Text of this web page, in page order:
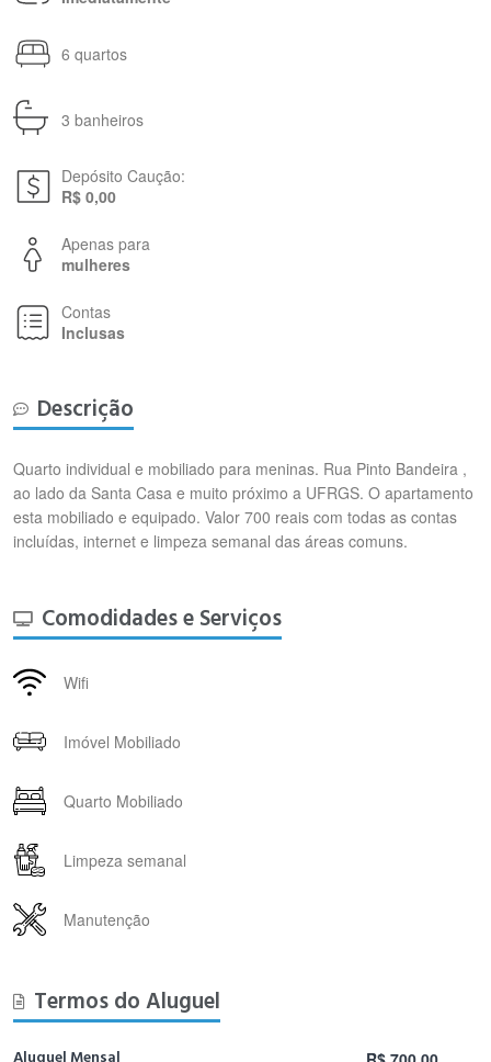
6 quartos
3 banheiros
Depósito Caução:
R$ 0,00
Apenas para
mulheres
Contas
Inclusas
Descrição
Quarto individual e mobiliado para meninas. Rua Pinto Bandeira ,
ao lado da Santa Casa e muito próximo a UFRGS. O apartamento
esta mobiliado e equipado. Valor 700 reais com todas as contas
incluídas, internet e limpeza semanal das áreas comuns.
Comodidades e Serviços
Wifi
Imóvel Mobiliado
Quarto Mobiliado
Limpeza semanal
Manutenção
Termos do Aluguel
Aluguel Mensal